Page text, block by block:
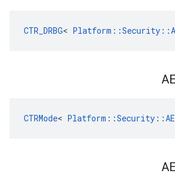
CTR_DRBG<
CTRMode<